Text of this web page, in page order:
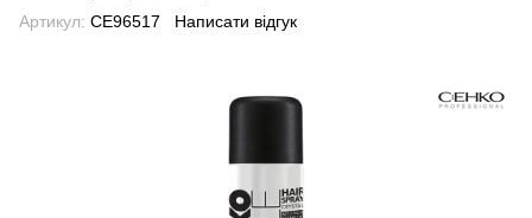
Артикул: CE96517 Написати відгук